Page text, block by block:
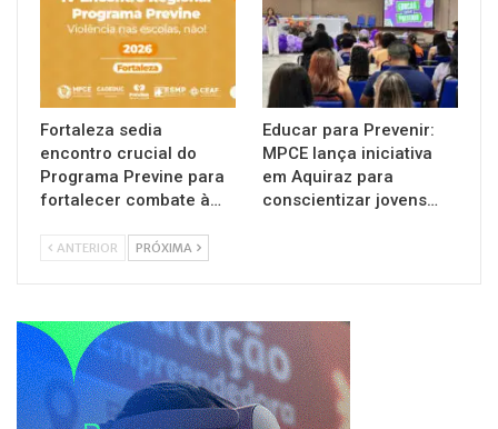
Fortaleza sedia
encontro crucial do
Programa Previne para
fortalecer combate à…
Educar para Prevenir:
MPCE lança iniciativa
em Aquiraz para
conscientizar jovens…
ANTERIOR PRÓXIMA